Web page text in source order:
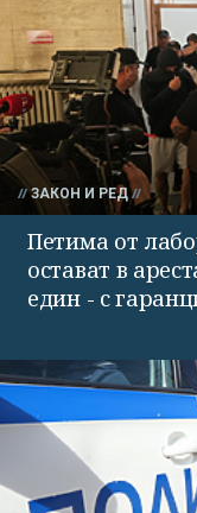
ЗАКОН И РЕД
Петима от
остават в
един - с